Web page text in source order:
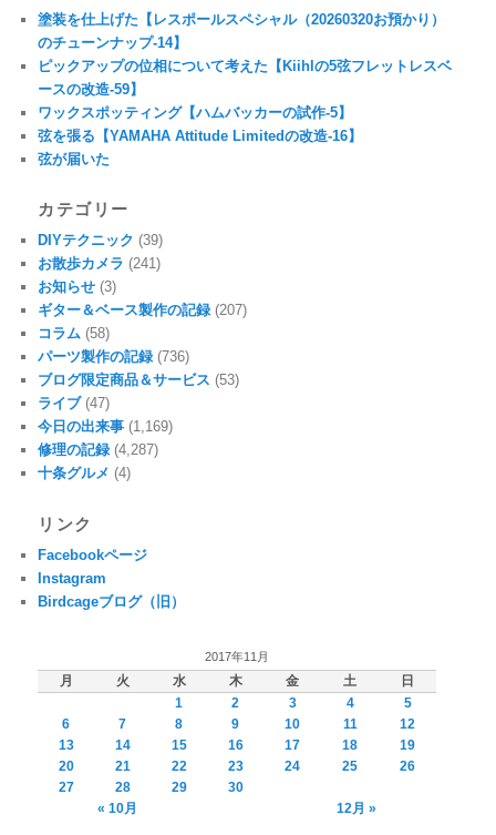
塗装を仕上げた【レスポールスペシャル（20260320お預かり）
のチューンナップ-14】
ピックアップの位相について考えた【Kiihlの5弦フレットレスベ
ースの改造-59】
ワックスポッティング【ハムバッカーの試作-5】
弦を張る【YAMAHA Attitude Limitedの改造-16】
弦が届いた
カテゴリー
DIYテクニック (39)
お散歩カメラ (241)
お知らせ (3)
ギター＆ベース製作の記録 (207)
コラム (58)
パーツ製作の記録 (736)
ブログ限定商品＆サービス (53)
ライブ(47)
今日の出来事 (1,169)
修理の記録 (4,287)
十条グルメ (4)
リンク
Facebookページ
Instagram
Birdcageブログ（旧）
2017年11月
月 火 水 木 金 土
日
1
2 3 4
5
6
7 8 9 10 11
12
13
14 15 16 17 18
19
20
21 22 23 24 25
26
27
28 29
30
« 10月
12月 »